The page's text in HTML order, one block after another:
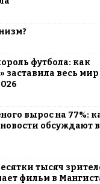
футбола: как
заставила весь мир
вырос на 77%:
обсуждают в
тысяч
фильм в